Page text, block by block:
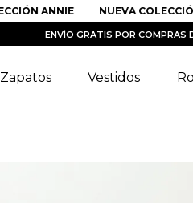
ANNIE NUEVA COLECCIÓN
ENVÍO GRATIS POR
Zapatos Vestidos